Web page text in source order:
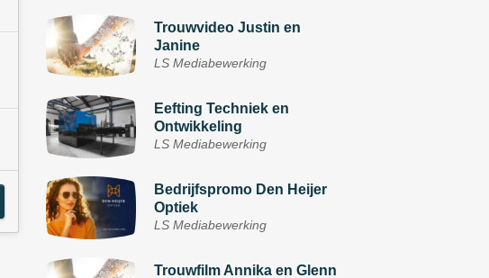
Trouwvideo Justin en
Janine
LS Mediabewerking
Eefting Techniek en
Ontwikkeling
LS Mediabewerking
Bedrijfspromo Den Heijer
Optiek
LS Mediabewerking
Trouwfilm Annika en Glenn